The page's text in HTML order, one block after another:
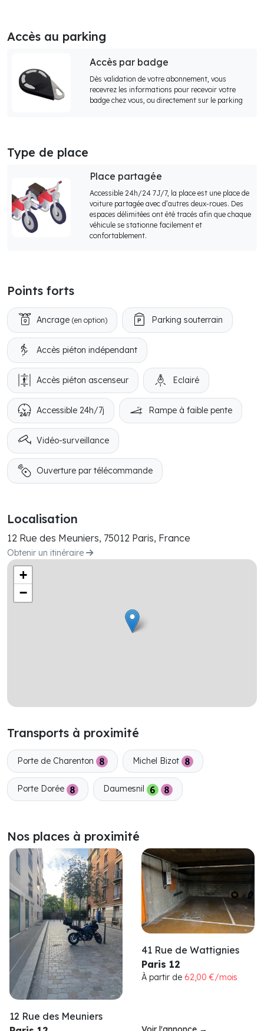
Accès au parking
Accès par badge
Dès validation de votre abonnement, vous
recevrez les informations pour recevoir votre
badge chez vous, ou directement sur le parking
Type de place
Place partagée
Accessible 24h/24 7J/7, la place est une place de
voiture partagée avec d’autres deux-roues. Des
espaces délimitées ont été tracés afin que chaque
véhicule se stationne facilement et
confortablement.
Points forts
Ancrage (en option) Parking souterrain
Accès piéton indépendant
Accès piéton ascenseur Eclairé
Accessible 24h/7j Rampe à faible pente
Vidéo-surveillance
Ouverture par télécommande
Localisation
12 Rue des Meuniers, 75012 Paris, France
Obtenir un itinéraire
+
−
Transports à proximité
Porte de Charenton Michel Bizot
Porte Dorée Daumesnil
Nos places à proximité
12 Rue des Meuniers
41 Rue de Wattignies
Paris 12
À partir de 62,00 €/mois